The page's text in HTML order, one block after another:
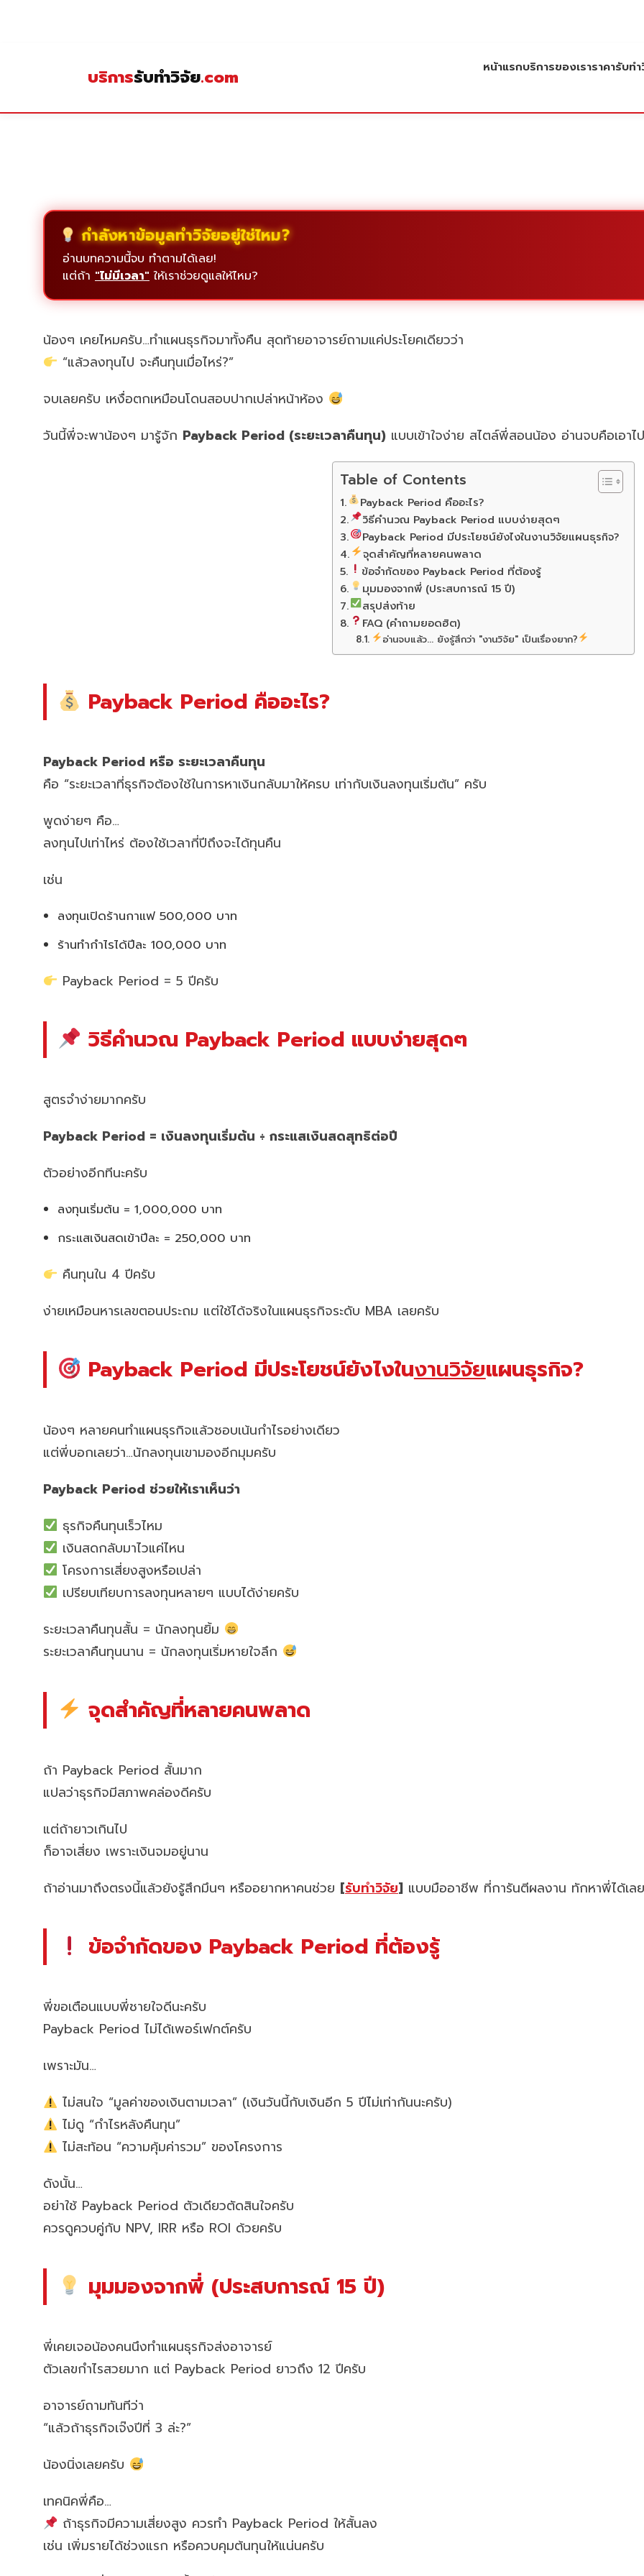
บริการรับทำวิจัย.com หน้าแรกบริการของเราราคารับท
กำลังหาข้อมูลทำวิจัยอยู่ใช่ไหม?
อ่านบทความนี้จบ ทำตามได้เลย!
แต่ถ้า "ไม่มีเวลา" ให้เราช่วยดูแลให้ไหม?
น้องๆ เคยไหมครับ…ทำแผนธุรกิจมาทั้งคืน สุดท้ายอาจารย์ถามแค่ประโยคเดียวว่า
“แล้วลงทุนไป จะคืนทุนเมื่อไหร่?”
จบเลยครับ เหงื่อตกเหมือนโดนสอบปากเปล่าหน้าห้อง
วันนี้พี่จะพาน้องๆ มารู้จัก Payback Period (ระยะเวลาคืนทุน) แบบเข้าใจง่าย สไตล์พี่สอนน้อง อ่านจบคือเอา
Table of Contents
Payback Period คืออะไร?
วิธีคำนวณ Payback Period แบบง่ายสุดๆ
Payback Period มีประโยชน์ยังไงในงานวิจัยแผนธุรกิจ?
จุดสำคัญที่หลายคนพลาด
ข้อจำกัดของ Payback Period ที่ต้องรู้
มุมมองจากพี่ (ประสบการณ์ 15 ปี)
สรุปส่งท้าย
FAQ (คำถามยอดฮิต)
อ่านจบแล้ว... ยังรู้สึกว่า "งานวิจัย" เป็นเรื่องยาก?
Payback Period คืออะไร?
Payback Period หรือ ระยะเวลาคืนทุน
คือ “ระยะเวลาที่ธุรกิจต้องใช้ในการหาเงินกลับมาให้ครบ เท่ากับเงินลงทุนเริ่มต้น” ครับ
พูดง่ายๆ คือ…
ลงทุนไปเท่าไหร่ ต้องใช้เวลากี่ปีถึงจะได้ทุนคืน
เช่น
ลงทุนเปิดร้านกาแฟ 500,000 บาท
ร้านทำกำไรได้ปีละ 100,000 บาท
Payback Period = 5 ปีครับ
วิธีคำนวณ Payback Period แบบง่ายสุดๆ
สูตรจำง่ายมากครับ
Payback Period = เงินลงทุนเริ่มต้น ÷ กระแสเงินสดสุทธิต่อปี
ตัวอย่างอีกทีนะครับ
ลงทุนเริ่มต้น = 1,000,000 บาท
กระแสเงินสดเข้าปีละ = 250,000 บาท
คืนทุนใน 4 ปีครับ
ง่ายเหมือนหารเลขตอนประถม แต่ใช้ได้จริงในแผนธุรกิจระดับ MBA เลยครับ
Payback Period มีประโยชน์ยังไงในงานวิจัยแผนธุรกิจ?
น้องๆ หลายคนทำแผนธุรกิจแล้วชอบเน้นกำไรอย่างเดียว
แต่พี่บอกเลยว่า…นักลงทุนเขามองอีกมุมครับ
Payback Period ช่วยให้เราเห็นว่า
ธุรกิจคืนทุนเร็วไหม
เงินสดกลับมาไวแค่ไหน
โครงการเสี่ยงสูงหรือเปล่า
เปรียบเทียบการลงทุนหลายๆ แบบได้ง่ายครับ
ระยะเวลาคืนทุนสั้น = นักลงทุนยิ้ม
ระยะเวลาคืนทุนนาน = นักลงทุนเริ่มหายใจลึก
จุดสำคัญที่หลายคนพลาด
ถ้า Payback Period สั้นมาก
แปลว่าธุรกิจมีสภาพคล่องดีครับ
แต่ถ้ายาวเกินไป
ก็อาจเสี่ยง เพราะเงินจมอยู่นาน
ถ้าอ่านมาถึงตรงนี้แล้วยังรู้สึกมึนๆ หรืออยากหาคนช่วย [รับทำวิจัย] แบบมืออาชีพ ที่การันตีผลงาน ทักหาพี่ได้เล
ข้อจำกัดของ Payback Period ที่ต้องรู้
พี่ขอเตือนแบบพี่ชายใจดีนะครับ
Payback Period ไม่ได้เพอร์เฟกต์ครับ
เพราะมัน…
ไม่สนใจ “มูลค่าของเงินตามเวลา” (เงินวันนี้กับเงินอีก 5 ปีไม่เท่ากันนะครับ)
ไม่ดู “กำไรหลังคืนทุน”
ไม่สะท้อน “ความคุ้มค่ารวม” ของโครงการ
ดังนั้น…
อย่าใช้ Payback Period ตัวเดียวตัดสินใจครับ
ควรดูควบคู่กับ NPV, IRR หรือ ROI ด้วยครับ
มุมมองจากพี่ (ประสบการณ์ 15 ปี)
พี่เคยเจอน้องคนนึงทำแผนธุรกิจส่งอาจารย์
ตัวเลขกำไรสวยมาก แต่ Payback Period ยาวถึง 12 ปีครับ
อาจารย์ถามทันทีว่า
“แล้วถ้าธุรกิจเจ๊งปีที่ 3 ล่ะ?”
น้องนิ่งเลยครับ
เทคนิคพี่คือ…
ถ้าธุรกิจมีความเสี่ยงสูง ควรทำ Payback Period ให้สั้นลง
เช่น เพิ่มรายได้ช่วงแรก หรือควบคุมต้นทุนให้แน่นครับ